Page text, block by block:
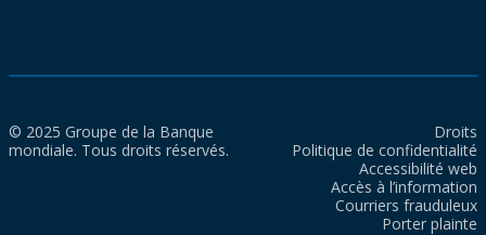
© 2025 Groupe de la Banque
mondiale. Tous droits réservés.
Droits
Politique de confidentialité
Accessibilité web
Accès à l’information
Courriers frauduleux
Porter plainte